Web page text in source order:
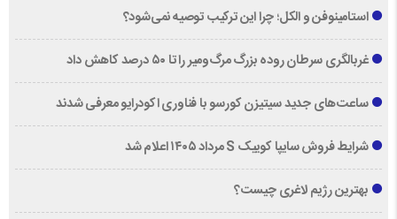
استامینوفن و الکل؛ چرا این ترکیب توصیه نمی‌شود؟
غربالگری سرطان روده بزرگ مرگ‌ومیر را تا ۵۰ درصد کاهش داد
ساعت‌های جدید سیتیزن کورسو با فناوری اکودرایو معرفی شدند
شرایط فروش سایپا کوییک S مرداد ۱۴۰۵ اعلام شد
بهترین رژیم لاغری چیست؟